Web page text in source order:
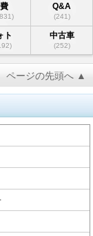
Q&A
(241)
ト 中古車
(252)
ページの先頭へ ▲